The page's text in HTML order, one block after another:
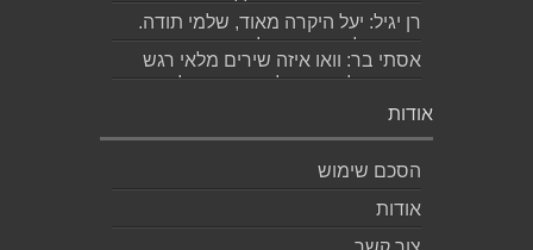
ניכר כי השירים דיברו לליבך. אמסו...
רן יגיל: יעל היקרה מאוד, שלמי תודה.
אמסור לגד. שבת שלום. רן...
אסתי בר: וואו איזה שירים מלאי רגש
ותשוקה לאהובה ולאהבה הגדולה
ה,בלתי...
אודות
הסכם שימוש
אודות